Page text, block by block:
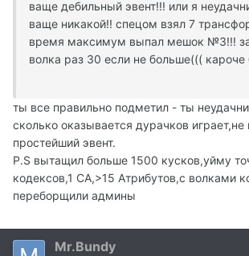
ваще дебильный эвент!!! или я
ваще никакой!! спецом взял 7
время максимум выпал мешок №3!!!
волка раз 30 если не больше((( кароче
ты все правильно подметил - ты
сколько оказывается дурачков играет,не
простейший эвент.
P.S вытащил больше 1500 кусков,уйму
кодексов,1 СА,>15 Атрибутов,с волками
переборщили админы
Mr.Bundy